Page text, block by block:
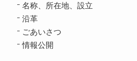
名称、所在地、設立
沿革
ごあいさつ
情報公開